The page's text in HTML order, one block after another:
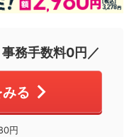
務手数料0円／
みる
円